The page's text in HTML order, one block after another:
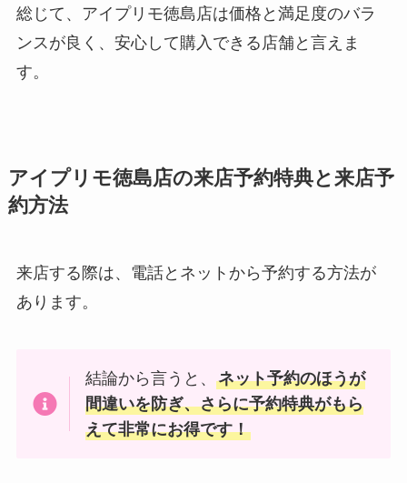
総じて、アイプリモ徳島店は価格と満足度のバラ
ンスが良く、安心して購入できる店舗と言えま
す。
アイプリモ徳島店の来店予約特典と来店予
約方法
来店する際は、電話とネットから予約する方法が
あります。
結論から言うと、ネット予約のほうが
間違いを防ぎ、さらに予約特典がもら
えて非常にお得です！